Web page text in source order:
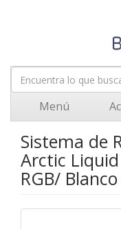
Menú
Sistema de
Arctic
RGB/ Blanco